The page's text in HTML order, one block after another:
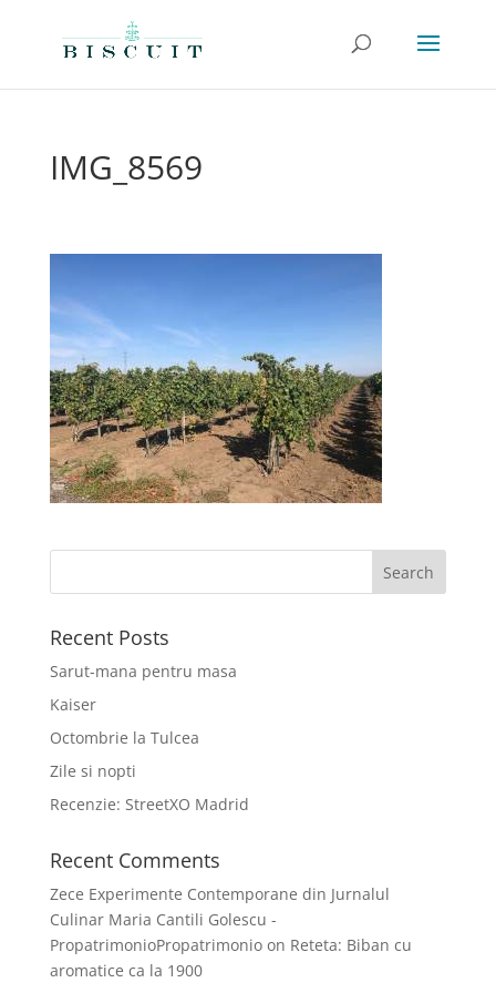
IMG_8569
Recent Posts
Sarut-mana pentru masa
Kaiser
Octombrie la Tulcea
Zile si nopti
Recenzie: StreetXO Madrid
Recent Comments
Zece Experimente Contemporane din Jurnalul
Culinar Maria Cantili Golescu -
PropatrimonioPropatrimonioon Reteta: Biban cu
aromatice ca la 1900